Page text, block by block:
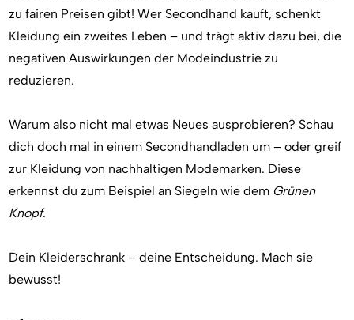
zu fairen Preisen gibt! Wer Secondhand kauft, schenkt
Kleidung ein zweites Leben – und trägt aktiv dazu bei, die
negativen Auswirkungen der Modeindustrie zu
reduzieren.
Warum also nicht mal etwas Neues ausprobieren? Schau
dich doch mal in einem Secondhandladen um – oder greif
zur Kleidung von nachhaltigen Modemarken. Diese
erkennst du zum Beispiel an Siegeln wie dem Grünen
Knopf.
Dein Kleiderschrank – deine Entscheidung. Mach sie
bewusst!